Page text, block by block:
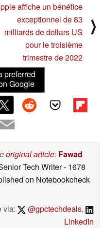
affiche un bénéfice
exceptionnel de 83
milliards de dollars US
pour le troisième
trimestre de 2022
⟩
preferred
Google
original article: Fawad
Tech Writer- 1678
on Notebookcheck
via:
@gpctechdeals,
LinkedIn